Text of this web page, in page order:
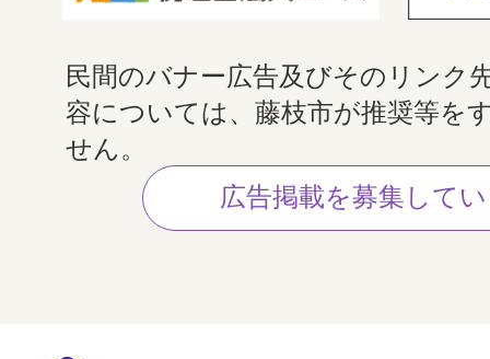
民間のバナー広告及びそのリンク
容については、藤枝市が推奨等を
せん。
広告掲載を募集して